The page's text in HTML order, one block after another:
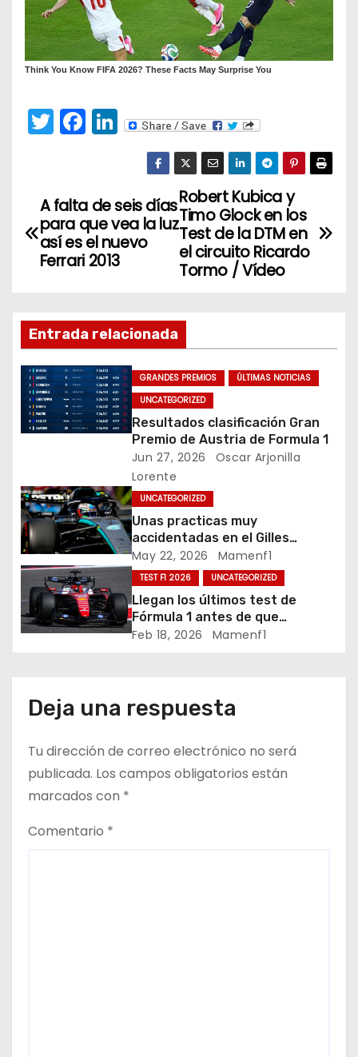
T
w
er
F
a
e
b
o
o
Li
e
dI
n
N
a
g
a
c
i
n
d
e
e
n
r
a
d
a
s
Robert Kubica y
Timo Glock en los
Test de la DTM en
el circuito Ricardo
Tormo / Vídeo
A falta de seis días
para que vea la luz
así es el nuevo
Ferrari 2013
Entrada relacionada
GRANDES PREMIOS
ÚLTIMAS NOTICIAS
UNCATEGORIZED
Resultados clasificación Gran
Premio de Austria de Formula 1
Jun 27, 2026
Oscar Arjonilla
Lorente
UNCATEGORIZED
Unas practicas muy
accidentadas en el Gilles
Villeneuve deja a Fernando en
buena posición, ¿será real?… /
Crónica libes 1 GP Canadá
May 22, 2026 Mamenf1
TEST F1 2026 UNCATEGORIZED
Llegan los últimos test de
Fórmula 1 antes de que
comience la nueva temporada
Feb 18, 2026 Mamenf1
Deja una respuesta
Tu dirección de correo electrónico no será
publicada. Los campos obligatorios están
marcados con *
Comentario *